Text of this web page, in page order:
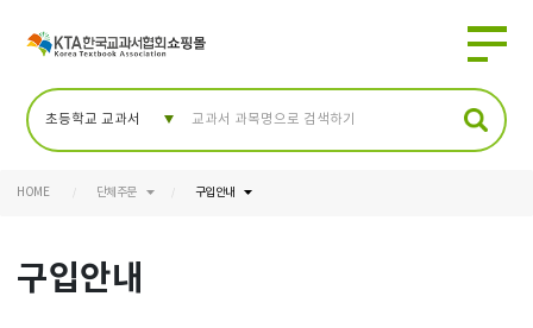
HOME 단체주문 구입안내
구입안내